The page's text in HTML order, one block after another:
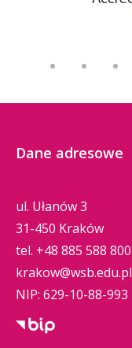
Dane adresowe
ul. Ułanów 3
31-450 Kraków
tel. +48 885 588 800
krakow@wsb.edu.pl
NIP: 629-10-88-993